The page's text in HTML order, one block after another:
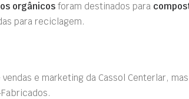
orgânicos foram destinados para
para reciclagem.
e marketing da Cassol Centerlar,